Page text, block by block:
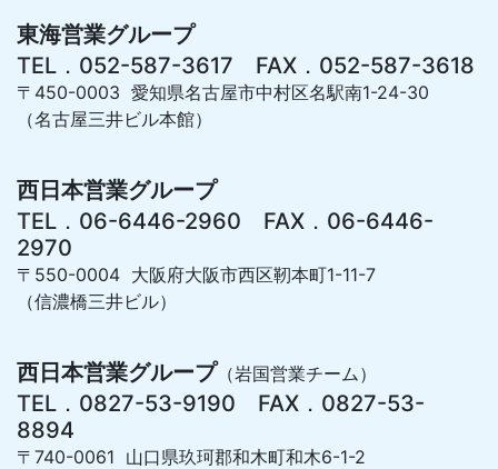
東海営業グループ
TEL．052-587-3617 FAX．052-587-3618
〒450-0003 愛知県名古屋市中村区名駅南1-24-30
（名古屋三井ビル本館）
西日本営業グループ
TEL．06-6446-2960 FAX．06-6446-
2970
〒550-0004 大阪府大阪市西区靭本町1-11-7
（信濃橋三井ビル）
西日本営業グループ（岩国営業チーム）
TEL．0827-53-9190 FAX．0827-53-
8894
〒740-0061 山口県玖珂郡和木町和木6-1-2